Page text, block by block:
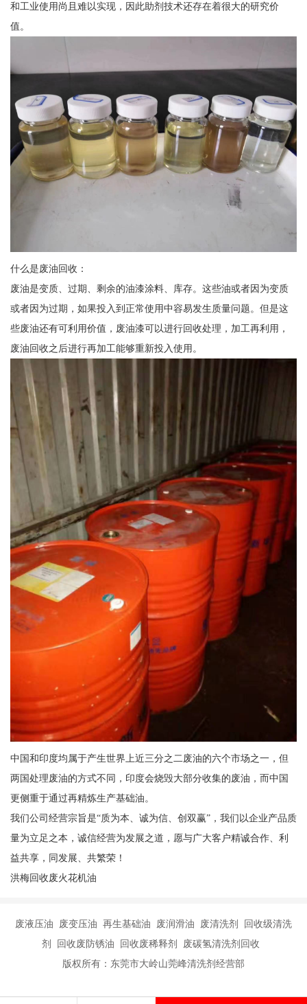
和工业使用尚且难以实现，因此助剂技术还存在着很大的研究价
值。
什么是废油回收：
废油是变质、过期、剩余的油漆涂料、库存。这些油或者因为变质
或者因为过期，如果投入到正常使用中容易发生质量问题。但是这
些废油还有可利用价值，废油漆可以进行回收处理，加工再利用，
废油回收之后进行再加工能够重新投入使用。
中国和印度均属于产生世界上近三分之二废油的六个市场之一，但
两国处理废油的方式不同，印度会烧毁大部分收集的废油，而中国
更侧重于通过再精炼生产基础油。
我们公司经营宗旨是“质为本、诚为信、创双赢”，我们以企业产品质
量为立足之本，诚信经营为发展之道，愿与广大客户精诚合作、利
益共享，同发展、共繁荣！
洪梅回收废火花机油
废液压油 废变压油 再生基础油 废润滑油 废清洗剂 回收级清洗
剂 回收废防锈油 回收废稀释剂 废碳氢清洗剂回收
版权所有：东莞市大岭山莞峰清洗剂经营部